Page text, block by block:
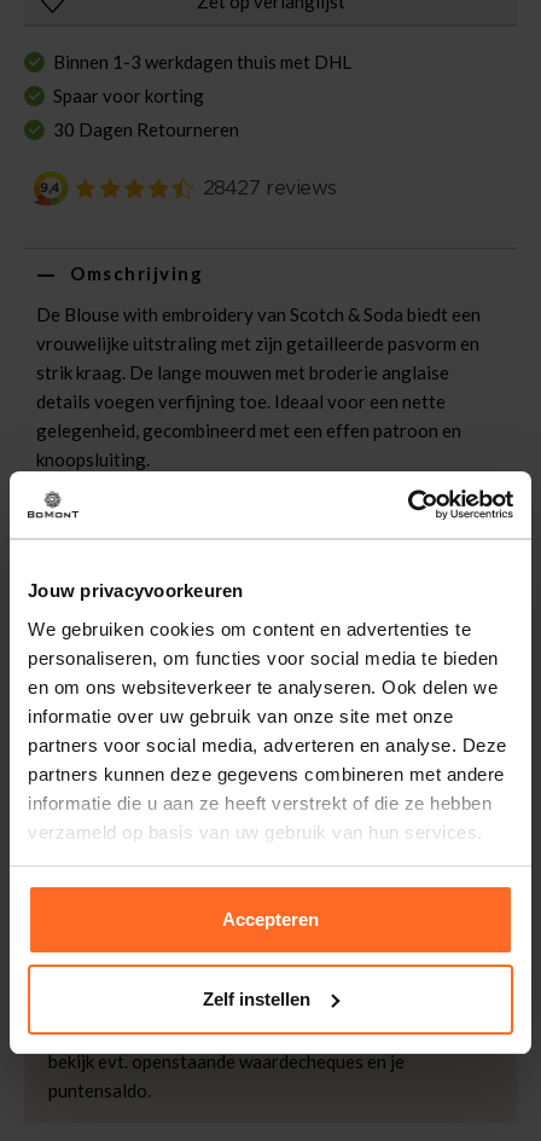
Jouw privacyvoorkeuren
We gebruiken cookies om content en advertenties te
personaliseren, om functies voor social media te bieden
en om ons websiteverkeer te analyseren. Ook delen we
informatie over uw gebruik van onze site met onze
partners voor social media, adverteren en analyse. Deze
partners kunnen deze gegevens combineren met andere
informatie die u aan ze heeft verstrekt of die ze hebben
verzameld op basis van uw gebruik van hun services.
Accepteren
Zelf instellen
Binnen 1-3 werkdagen thuis met DHL
Spaar voor korting
30 Dagen Retourneren
Eigenschappen
Leveranciersnummer
Categorie
Korte mouw
Merk
Scotch & Soda
Doelgroep
Dames
Mouwlengte
Korte Mouw, Lange
Mouw
Sluiting
Knopen
Wassen
30°c Fijne Was, Niet In
Droger, Lage Temp Strijk
V-hals
Omschrijving
De Blouse with embroidery van Scotch & Soda biedt een
vrouwelijke uitstraling met zijn getailleerde pasvorm en
strik kraag. De lange mouwen met broderie anglaise
details voegen verfijning toe. Ideaal voor een nette
gelegenheid, gecombineerd met een effen patroon en
knoopsluiting.
Altijd gratis bezorging
Bezorging is altijd gratis, binnen 1-3 werkdagen
thuisgeleverd met DHL.
Retourneren
Binnen 30 dagen eenvoudig retourneren via DHL voor
slechts € 4,95 of op eigen kosten via PostNL. In de
Bomont winkels kunt u ook gratis retourneren.
iDeal, Riverty (Afterpay), creditcard of Paypal, kies zelf
één van de vele betaalopties.
5% Spaarbonus
Besteed € 100,- binnen een half jaar en krijg € 5,- retour
in de vorm van een waardecheque. Log in je account en
bekijk evt. openstaande waardecheques en je
puntensaldo.